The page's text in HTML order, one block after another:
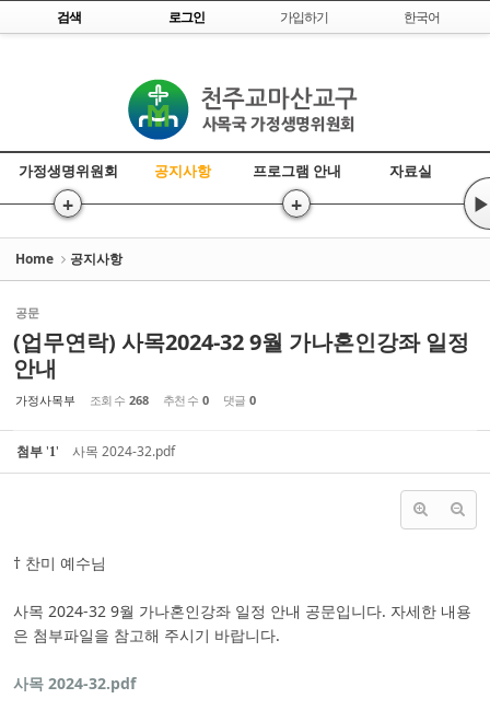
Skip to content
검색 로그인 가입하기 한국어
가정생명위원회
+
공지사항 프로그램 안내
+
자료실
▶
Home 공지사항
공문
(업무연락) 사목2024-32 9월 가나혼인강좌 일정
안내
가정사목부 조회 수 268 추천 수 0 댓글 0
첨부'1' 사목 2024-32.pdf
† 찬미 예수님
사목 2024-32 9월 가나혼인강좌 일정 안내 공문입니다. 자세한 내용
은 첨부파일을 참고해 주시기 바랍니다.
사목 2024-32.pdf
>>
Sketchbook5, 스케치북5
Sketchbook5, 스케치북5